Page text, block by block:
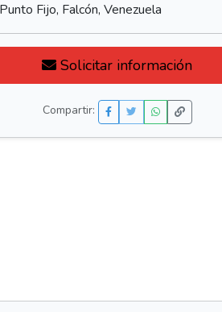
Punto Fijo, Falcón, Venezuela
Solicitar información
Compartir: